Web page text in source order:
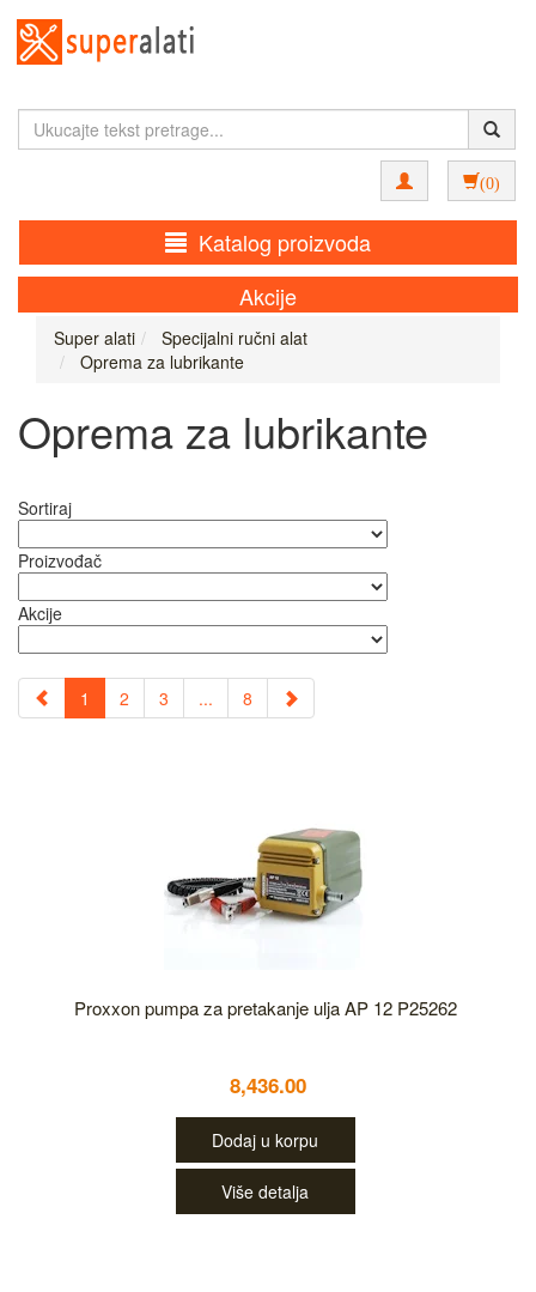
(0)
Katalog proizvoda
Akcije
Super alati
Specijalni ručni alat
Oprema za lubrikante
Oprema za lubrikante
Sortiraj
Proizvođač
Akcije
1 2 3 ... 8
Proxxon pumpa za pretakanje ulja AP 12 P25262
8,436.00
Dodaj u korpu
Više detalja